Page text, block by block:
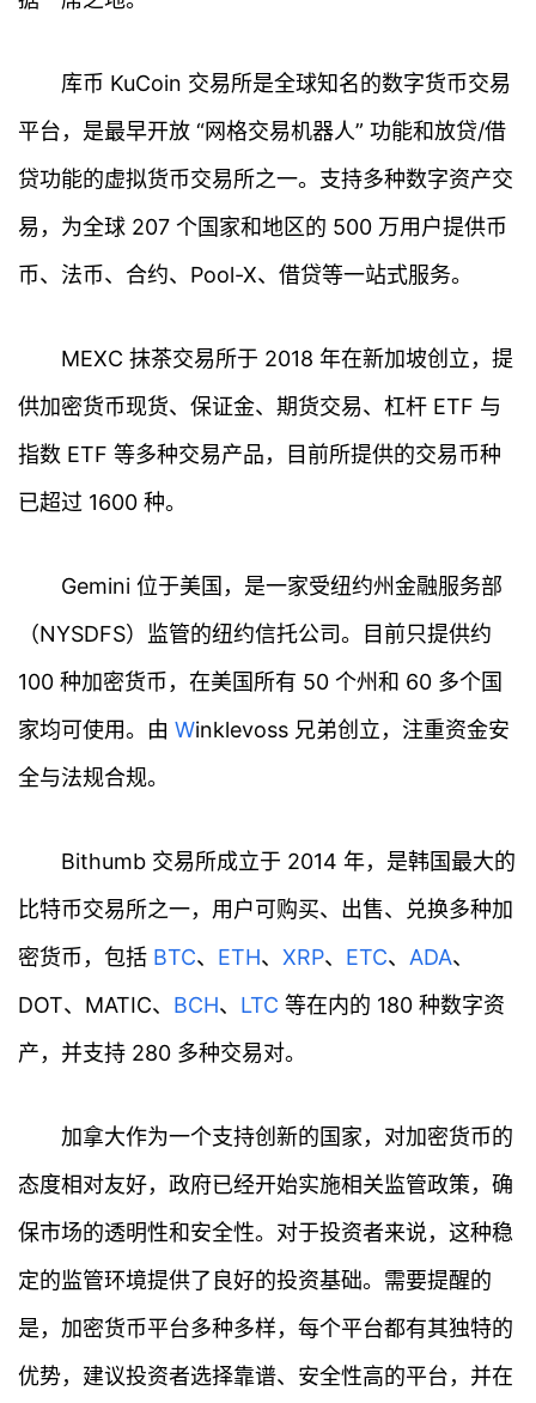
行
情
快
讯
科
库币 KuCoin 交易所是全球知名的数字货币交易
平台，是最早开放 “网格交易机器人” 功能和放贷/借
贷功能的虚拟货币交易所之一。支持多种数字资产交
易，为全球 207 个国家和地区的 500 万用户提供币
币、法币、合约、Pool-X、借贷等一站式服务。
MEXC 抹茶交易所于 2018 年在新加坡创立，提
供加密货币现货、保证金、期货交易、杠杆 ETF 与
指数 ETF 等多种交易产品，目前所提供的交易币种
已超过 1600 种。
Gemini 位于美国，是一家受纽约州金融服务部
（NYSDFS）监管的纽约信托公司。目前只提供约
100 种加密货币，在美国所有 50 个州和 60 多个国
家均可使用。由 Winklevoss 兄弟创立，注重资金安
全与法规合规。
Bithumb 交易所成立于 2014 年，是韩国最大的
比特币交易所之一，用户可购买、出售、兑换多种加
密货币，包括 BTC、 ETH、 XRP、 ETC、 ADA、
DOT、MATIC、 BCH、 LTC 等在内的 180 种数字资
产，并支持 280 多种交易对。
加拿大作为一个支持创新的国家，对加密货币的
态度相对友好，政府已经开始实施相关监管政策，确
保市场的透明性和安全性。对于投资者来说，这种稳
定的监管环境提供了良好的投资基础。需要提醒的
是，加密货币平台多种多样，每个平台都有其独特的
优势，建议投资者选择靠谱、安全性高的平台，并在